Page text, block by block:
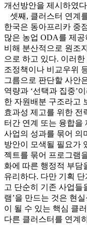
개선방안을 제시하였
셋째, 클러스터 연계
한국은 동아프리카 중
많은 농업 ODA를 제
비해 분산적으로 원조
으로 하고 있다. 이러
조정책이나 비교우위
그름으로 판단할 사안
역량과 ‘선택과 집중’
한 자원배분 구조라고
효과성 제고를 위한 전
터간 연계 또는 융합을
사업의 성과를 묶어 의
방안이 모색될 필요가
젝트를 묶어 프로그램
화에 따른 행정적 부담
유리하다. 다만 기획
고 단순히 기존 사업들
램’을 만드는 것은 현
이 될 수 있는 핵심 클
다른 클러스터를 연계